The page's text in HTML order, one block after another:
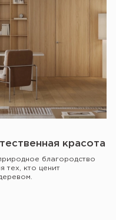
красота
благородство
тех, кто ценит